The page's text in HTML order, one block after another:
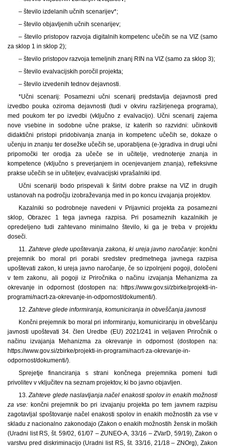
– število izdelanih učnih scenarijev*;
– število objavljenih učnih scenarijev;
– število pristopov razvoja digitalnih kompetenc učečih se na VIZ (samo
za sklop 1 in sklop 2);
– število pristopov razvoja temeljnih znanj RIN na VIZ (samo za sklop 3);
– število evalvacijskih poročil projekta;
– število izvedenih tednov dejavnosti.
*Učni scenarij: Posamezni učni scenarij predstavlja dejavnosti pred
izvedbo pouka oziroma dejavnosti (tudi v okviru razširjenega programa),
med poukom ter po izvedbi (vključno z evalvacijo). Učni scenarij zajema
nove vsebine in sodobne učne prakse, iz katerih so razvidni: učinkoviti
didaktični pristopi pridobivanja znanja in kompetenc učečih se, dokaze o
učenju in znanju ter dosežke učečih se, uporabljena (e-)gradiva in drugi učni
pripomočki ter orodja za učeče se in učitelje, vrednotenje znanja in
kompetence (vključno s preverjanjem in ocenjevanjem znanja), refleksivne
prakse učečih se in učiteljev, evalvacijski vprašalniki ipd.
Učni scenariji bodo prispevali k širitvi dobre prakse na VIZ in drugih
ustanovah na področju izobraževanja med in po koncu izvajanja projektov.
Kazalniki so podrobneje navedeni v Prijavnici projekta za posamezni
sklop, Obrazec 1 tega javnega razpisa. Pri posameznih kazalnikih je
opredeljeno tudi zahtevano minimalno število, ki ga je treba v projektu
doseči.
11.Zahteve glede upoštevanja zakona, ki ureja javno naročanje: končni
prejemnik bo moral pri porabi sredstev predmetnega javnega razpisa
upoštevati zakon, ki ureja javno naročanje, če so izpolnjeni pogoji, določeni
v tem zakonu, ali pogoji iz Priročnika o načinu izvajanja Mehanizma za
okrevanje in odpornost (dostopen na: https://www.gov.si/zbirke/projekti-in-
programi/nacrt-za-okrevanje-in-odpornost/dokumenti/).
12.Zahteve glede informiranja, komuniciranja in obveščanja javnosti
Končni prejemnik bo moral pri informiranju, komuniciranju in obveščanju
javnosti upoštevati 34. člen Uredbe (EU) 2021/241 in veljaven Priročnik o
načinu izvajanja Mehanizma za okrevanje in odpornost (dostopen na:
https://www.gov.si/zbirke/projekti-in-programi/nacrt-za-okrevanje-in-
odpornost/dokumenti/).
Sprejetje financiranja s strani končnega prejemnika pomeni tudi
privolitev v vključitev na seznam projektov, ki bo javno objavljen.
13.Zahteve glede naslavljanja načel enakosti spolov in enakih možnosti
za vse: končni prejemnik bo pri izvajanju projekta po tem javnem razpisu
zagotavljal spoštovanje načel enakosti spolov in enakih možnostih za vse v
skladu z nacionalno zakonodajo (Zakon o enakih možnostih žensk in moških
(Uradni list RS, št. 59/02, 61/07 – ZUNEO-A, 33/16 – ZVarD, 59/19), Zakon o
varstvu pred diskriminacijo (Uradni list RS, št. 33/16, 21/18 – ZNOrg), Zakon